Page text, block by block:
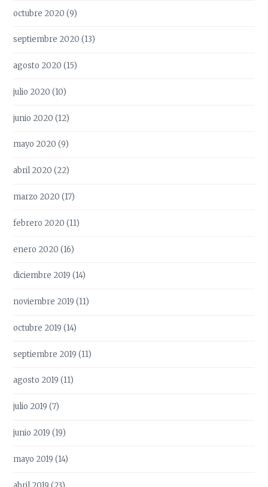
octubre 2020 (9)
septiembre 2020 (13)
agosto 2020 (15)
julio 2020 (10)
junio 2020 (12)
mayo 2020 (9)
abril 2020 (22)
marzo 2020 (17)
febrero 2020 (11)
enero 2020 (16)
diciembre 2019 (14)
noviembre 2019 (11)
octubre 2019 (14)
septiembre 2019 (11)
agosto 2019 (11)
julio 2019 (7)
junio 2019 (19)
mayo 2019 (14)